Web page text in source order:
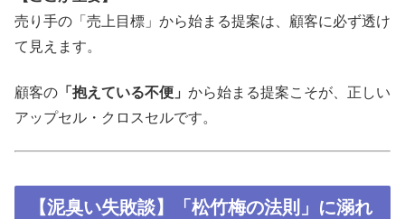
売り手の「売上目標」から始まる提案は、顧客に必ず透け
て見えます。
顧客の 「抱えている不便」 から始まる提案こそが、正しい
アップセル・クロスセルです。
【泥臭い失敗談】「松竹梅の法則」に溺れ